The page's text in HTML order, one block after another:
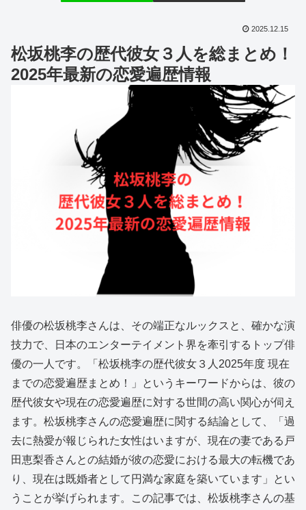
2025.12.15
松坂桃李の歴代彼女３人を総まとめ！
2025年最新の恋愛遍歴情報
俳優の松坂桃李さんは、その端正なルックスと、確かな演
技力で、日本のエンターテイメント界を牽引するトップ俳
優の一人です。「松坂桃李の歴代彼女３人2025年度 現在
までの恋愛遍歴まとめ！」というキーワードからは、彼の
歴代彼女や現在の恋愛遍歴に対する世間の高い関心が伺え
ます。松坂桃李さんの恋愛遍歴に関する結論として、「過
去に熱愛が報じられた女性はいますが、現在の妻である戸
田恵梨香さんとの結婚が彼の恋愛における最大の転機であ
り、現在は既婚者として円満な家庭を築いています」とい
うことが挙げられます。この記事では、松坂桃李さんの基